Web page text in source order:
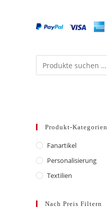
Produkt-Kategorien
Fanartikel
Personalisierung
Textilien
Nach Preis Filtern